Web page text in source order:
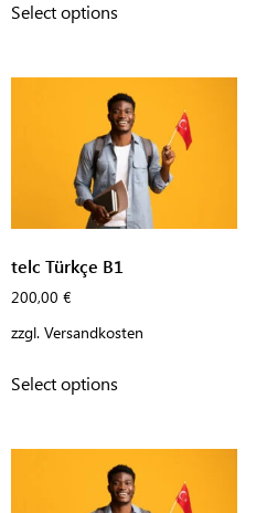
Select options
telc Türkçe B1
200,00 €
zzgl. Versandkosten
Select options